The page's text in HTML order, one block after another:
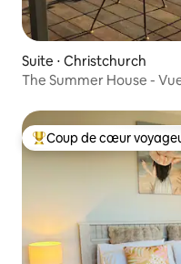
Suite ⋅ Christchurch
The Summer House -
Coups de cœur
Coup de cœur